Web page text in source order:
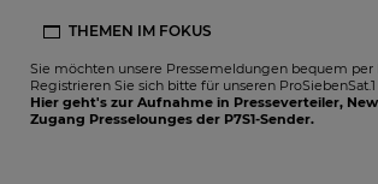
THEMEN IM FOKUS
Sie möchten unsere Pressemeldungen bequem per
Registrieren Sie sich bitte für unseren
Hier geht's zur Aufnahme in Presseverteiler,
Zugang Presselounges der P7S1-Sender.